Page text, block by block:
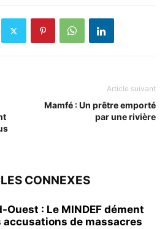
Article suivant
Mamfé : Un prêtre emporté
par une rivière
CONNEXES
Ouest : Le MINDEF dément
accusations de massacres